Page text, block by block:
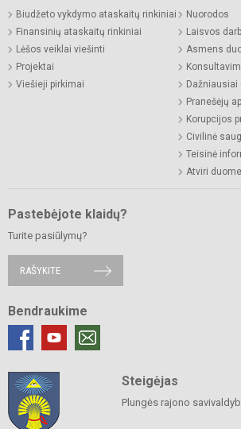
Biudžeto vykdymo ataskaitų rinkiniai
Finansinių ataskaitų rinkiniai
Lėšos veiklai viešinti
Projektai
Viešieji pirkimai
Nuorodos
Laisvos
Asmens
Pranešėjų
Korupcijos
Civilinė
Teisinė
Atviri
Pastebėjote klaidų?
Turite pasiūlymų?
RAŠYKITE
Bendraukime
Steigėjas
Plungės rajono